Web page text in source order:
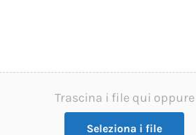
Trascina i file qui oppure
Seleziona i file